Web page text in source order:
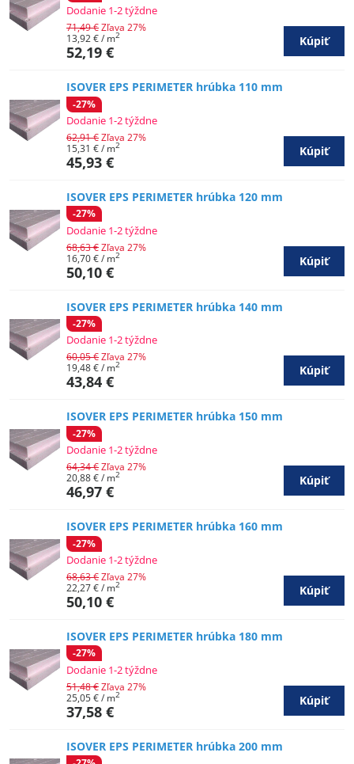
Dodanie 1-2 týždne
52,19 €
71,49 €Zľava 27%
13,92 €/ m2 Kúpiť
ISOVER EPS PERIMETER hrúbka 110 mm
-27%
Dodanie 1-2 týždne
45,93 €
62,91 €Zľava 27%
15,31 €/ m2 Kúpiť
ISOVER EPS PERIMETER hrúbka 120 mm
-27%
Dodanie 1-2 týždne
50,10 €
68,63 €Zľava 27%
16,70 €/ m2 Kúpiť
ISOVER EPS PERIMETER hrúbka 140 mm
-27%
Dodanie 1-2 týždne
43,84 €
60,05 €Zľava 27%
19,48 €/ m2 Kúpiť
ISOVER EPS PERIMETER hrúbka 150 mm
-27%
Dodanie 1-2 týždne
46,97 €
64,34 €Zľava 27%
20,88 €/ m2 Kúpiť
ISOVER EPS PERIMETER hrúbka 160 mm
-27%
Dodanie 1-2 týždne
50,10 €
68,63 €Zľava 27%
22,27 €/ m2 Kúpiť
ISOVER EPS PERIMETER hrúbka 180 mm
-27%
Dodanie 1-2 týždne
37,58 €
51,48 €Zľava 27%
25,05 €/ m2 Kúpiť
ISOVER EPS PERIMETER hrúbka 200 mm